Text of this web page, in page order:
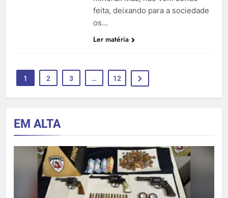
feita, deixando para a sociedade
os…
Ler matéria
1 2 3 … 12
EM ALTA